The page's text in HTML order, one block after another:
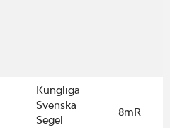
Kungliga
Svenska
Segel
8mR